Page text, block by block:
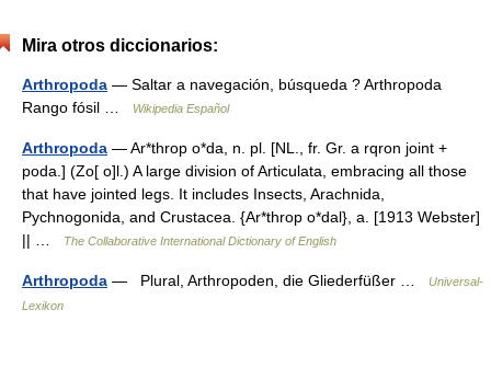
Mira otros diccionarios:
Arthropoda — Saltar a navegación, búsqueda ? Arthropoda
Rango fósil …
Wikipedia Español
Arthropoda — Ar*throp o*da, n. pl. [NL., fr. Gr. a rqron joint +
poda.] (Zo[ o]l.) A large division of Articulata, embracing all those
that have jointed legs. It includes Insects, Arachnida,
Pychnogonida, and Crustacea. {Ar*throp o*dal}, a. [1913 Webster]
|| …
The Collaborative International Dictionary of English
Arthropoda — Plural, Arthropoden, die Gliederfüßer …
Universal-
Lexikon